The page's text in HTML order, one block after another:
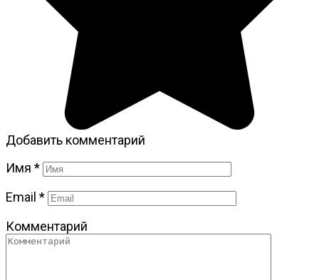
Добавить комментарий
Имя *
Email *
Комментарий